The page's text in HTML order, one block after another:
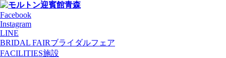
Facebook
Instagram
LINE
BRIDAL FAIRブライダルフェア
FACILITIES施設